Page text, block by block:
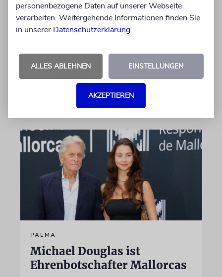
Die Überreste von Schimon und Rikva Herzl,
Vorfahren väterlicherseits des Zionismus-
Begründers und prägende Gestalten in
nach Israel überführt und auf dem Herzlberg
beigesetzt
PALMA
Michael Douglas ist
Ehrenbotschafter Mallorcas
personenbezogene Daten auf unserer Webseite
verarbeiten. Weitergehende Informationen finden Sie
in unserer Datenschutzerklärung.
ALLES ABLEHNEN EINSTELLUNGEN
AKZEPTIEREN